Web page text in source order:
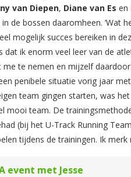
van Diepen, Diane van Es en
de bossen daaromheen. ’Wat
mogelijk succes bereiken in
ik enorm veel leer van de
te nemen en mijzelf
penibele situatie vorig jaar
team gingen starten, was
mooi team. De
(bij het U-Track Running
tijdens de trainingen. Ik
event met Jesse